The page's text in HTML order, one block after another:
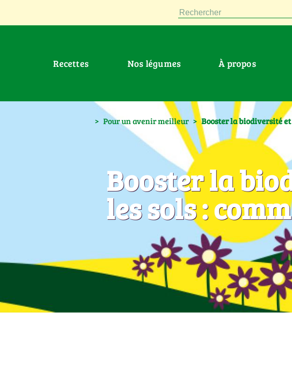
Rechercher
Recettes Nos légumes À propos
> Pour un avenir meilleur > Booster la biodiversité
Booster la
les sols :